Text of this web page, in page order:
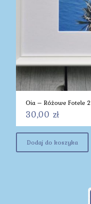
Oia – Różowe Fotele 2
30,00 zł
Dodaj do koszyka